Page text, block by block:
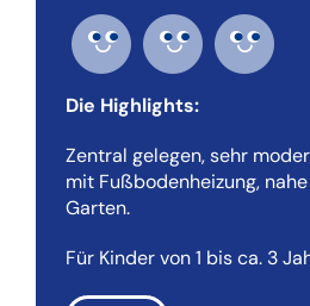
Die Highlights:
Zentral gelegen, sehr
mit Fußbodenheizung,
Garten.
Für Kinder von 1 bis ca. 3